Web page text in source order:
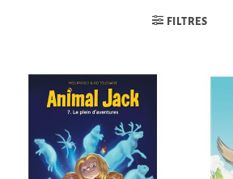
FILTRES